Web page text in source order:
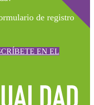
de registro
EN EL